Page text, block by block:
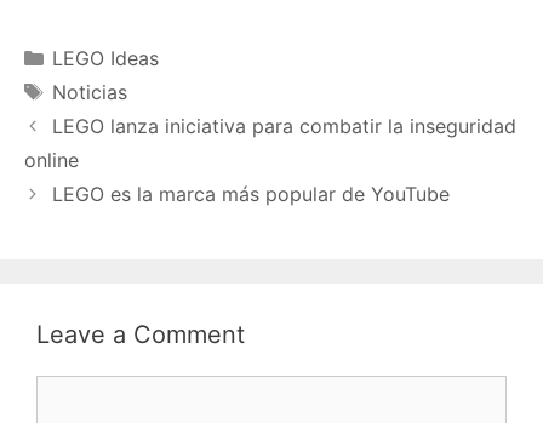
Categories
LEGO Ideas
Tags
Noticias
LEGO lanza iniciativa para combatir la inseguridad
online
LEGO es la marca más popular de YouTube
Leave a Comment